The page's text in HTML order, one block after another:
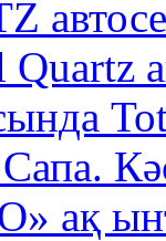
Quartz
ақ